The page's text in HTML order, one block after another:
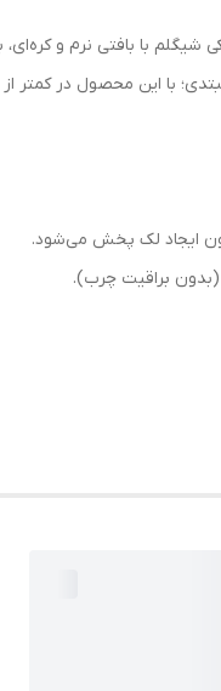
شیگلم با بافتی نرم و
(بدون براقیت چرب).